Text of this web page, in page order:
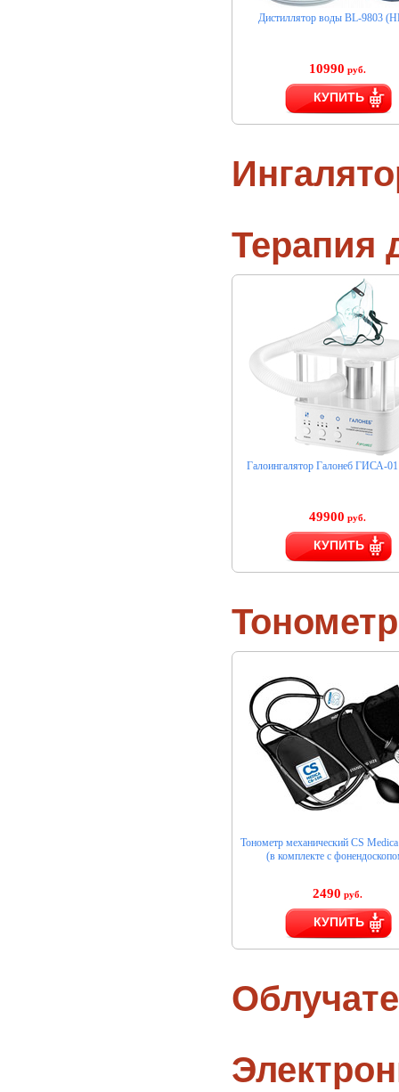
Дистиллятор воды BL-9803
10990 руб.
КУПИТЬ
Терапия
Галоингалятор Галонеб ГИСА-
49900 руб.
КУПИТЬ
Тонометр механический CS
(в комплекте с
2490 руб.
КУПИТЬ